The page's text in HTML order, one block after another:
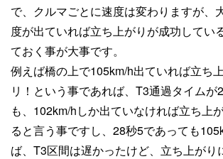
で、クルマごとに速度は変わりますが、
度が出ていれば立ち上がりが成功してい
ておく事が大事です。
例えば橋の上で105km/h出ていれば立ち
リ！という事であれば、T3通過タイムが
も、102km/hしか出ていなければ立ち上
ると言う事ですし、28秒5であっても
ば、T3区間は遅かったけど、立ち上がり